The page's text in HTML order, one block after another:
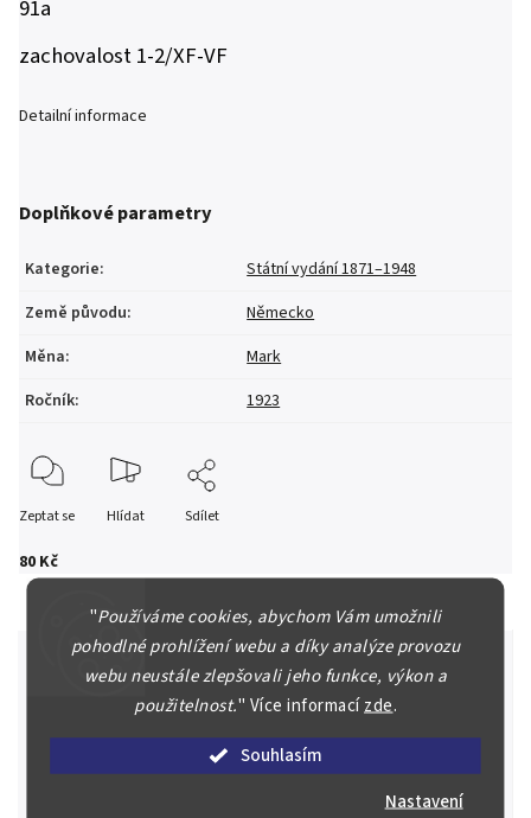
"Používáme cookies, abychom Vám umožnili
pohodlné prohlížení webu a díky analýze provozu
webu neustále zlepšovali jeho funkce, výkon a
použitelnost." Více informacízde.
Souhlasím
Nastavení
80 Kč
91a
zachovalost 1-2/XF-VF
Detailní informace
Doplňkové parametry
Kategorie:
Státní vydání 1871–1948
Země původu:
Německo
Měna:
Mark
Ročník: 1923
Zeptat se Hlídat Sdílet
Špičkové služby za nejlepší ceny
Náš kolektiv specialistů a znalců se Vám bude plně věnovat.
Posoudíme kvalitu a pravost Vašeho materiálu, prodáme v naší
aukci nebo Vám poradíme kam investovat.